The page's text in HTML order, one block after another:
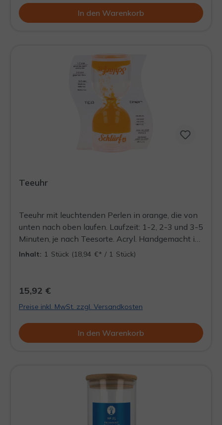
In den Warenkorb
Teeuhr
Teeuhr mit leuchtenden Perlen in orange, die von
unten nach oben laufen. Laufzeit: 1-2, 2-3 und 3-5
Minuten, je nach Teesorte. Acryl. Handgemacht in
Deutschland.
Inhalt: 1 Stück (18,94 €* / 1 Stück)
15,92 €
Preise inkl. MwSt. zzgl. Versandkosten
In den Warenkorb